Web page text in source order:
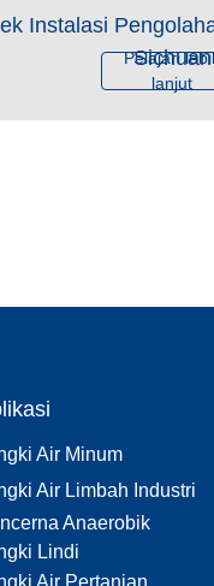
Instalasi
Sichuan
Pelajari
lanjut
Air Minum
Air Limbah Industri
Anaerobik
Lindi
Air Pertanian